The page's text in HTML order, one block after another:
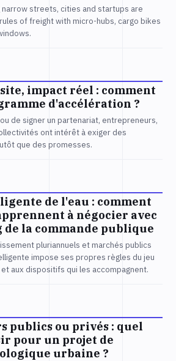
narrow streets, cities and startups are
of freight with micro-hubs, cargo bikes
impact réel : comment
d'accélération ?
de signer un partenariat, entrepreneurs,
ont intérêt à exiger des
que des promesses.
de l'eau : comment
à négocier avec
de la commande publique
pluriannuels et marchés publics
impose ses propres règles du jeu
aux dispositifs qui les accompagnent.
publics ou privés : quel
pour un projet de
urbaine ?